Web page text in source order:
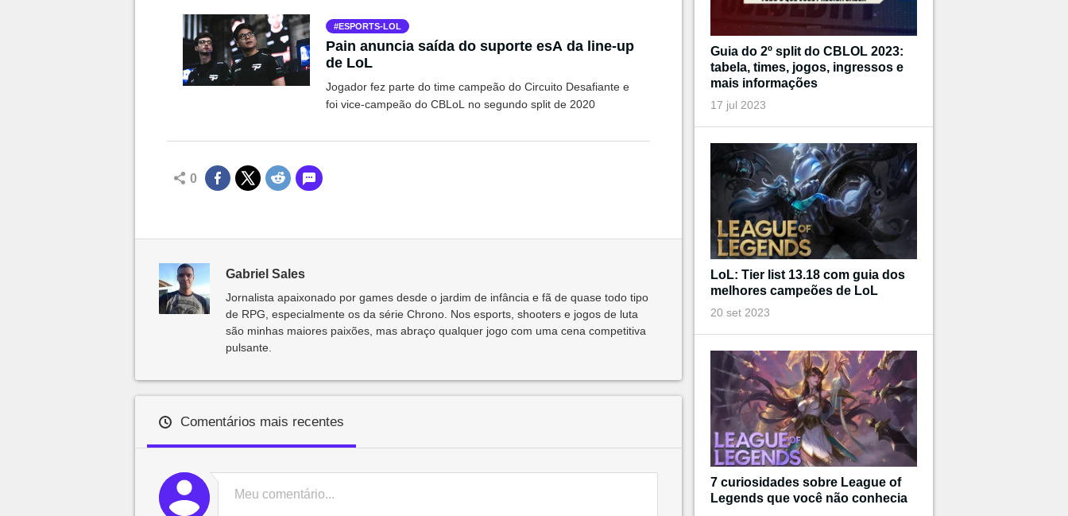
ESPORTS-LOL
Pain anuncia saída do suporte esA da line-up
de LoL
Jogador fez parte do time campeão do Circuito Desafiante e
foi vice-campeão do CBLoL no segundo split de 2020
0
Gabriel Sales
Jornalista apaixonado por games desde o jardim de infância e fã de quase todo tipo
de RPG, especialmente os da série Chrono. Nos esports, shooters e jogos de luta
são minhas maiores paixões, mas abraço qualquer jogo com uma cena competitiva
pulsante.
Comentários mais recentes
Guia do 2º split do CBLOL 2023:
tabela, times, jogos, ingressos e
mais informações
17 jul 2023
LoL: Tier list 13.18 com guia dos
melhores campeões de LoL
20 set 2023
7 curiosidades sobre League of
Legends que você não conhecia